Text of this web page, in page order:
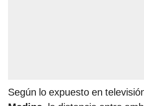
Según lo expuesto en